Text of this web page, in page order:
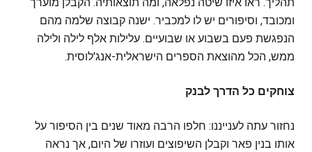
ומכובד, וסיפורים יש לו למכביר. ישנה קבוצה שלמה מהם
הנפגשת פעם בשבוע או שבועיים. עלילות אלף לילה ולילה
ממש, הכל מהוצאת הספרים הישראלית-אנג'לוסית.
צוחקים כל הדרך לבנק
נחזור עתה לענייננו: חלפו הרבה מאוד שנים בין הסיפור על
אותו בנין פאר וקבלן השיפוצים ועוזרו של היום, אך נראה